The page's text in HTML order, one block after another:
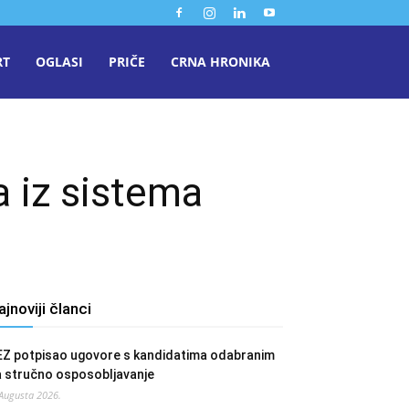
OGLASI PRIČE CRNA HRONIKA
iz sistema
članci
potpisao ugovore s kandidatima odabranim
stručno osposobljavanje
2026.